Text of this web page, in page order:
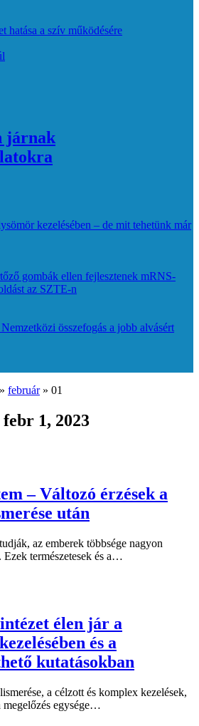
hatása a szív működésére
járnak
kezelésében – de mit tehetünk már
gombák ellen fejlesztenek mRNS-
az SZTE-n
összefogás a jobb alvásért
» február » 01
febr 1, 2023
– Változó érzések a
után
az emberek többsége nagyon
Ezek természetesek és a…
élen jár a
és a
kutatásokban
a célzott és komplex kezelések,
egysége…